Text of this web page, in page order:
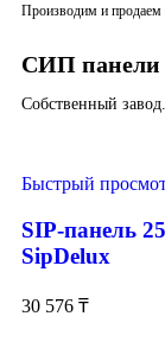
Производим и
СИП панели
Собственный
Быстрый
SIP-панель
SipDelux
30 576 ₸